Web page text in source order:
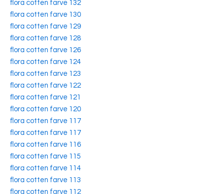
flora cotten farve 132
flora cotten farve 130
flora cotten farve 129
flora cotten farve 128
flora cotten farve 126
flora cotten farve 124
flora cotten farve 123
flora cotten farve 122
flora cotten farve 121
flora cotten farve 120
flora cotten farve 117
flora cotten farve 117
flora cotten farve 116
flora cotten farve 115
flora cotten farve 114
flora cotten farve 113
flora cotten farve 112